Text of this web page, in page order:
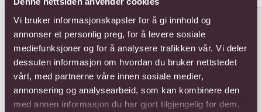
Vi bruker informasjonskapsler for å gi innhold og
annonser et personlig preg, for å levere sosiale
mediefunksjoner og for å analysere trafikken vår. Vi deler
dessuten informasjon om hvordan du bruker nettstedet
vårt, med partnerne våre innen sosiale medier,
annonsering og analysearbeid, som kan kombinere den
med annen informasjon du har gjort tilgjengelig for dem,